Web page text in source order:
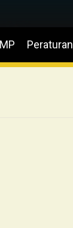
Peraturan